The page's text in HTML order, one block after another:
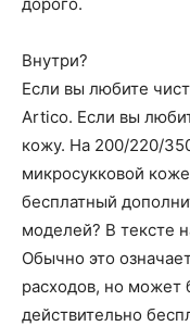
Внутри?
Если вы любите
Artico. Если вы
кожу. На 200/220/
микросукковой
бесплатный
моделей? В тексте
Обычно это
расходов, но может
действительно